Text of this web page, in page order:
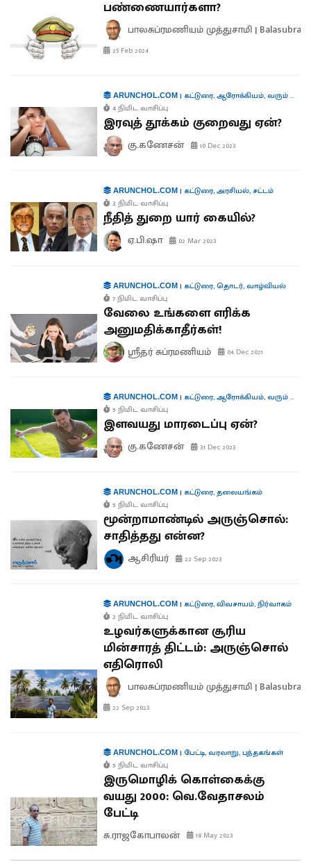
பண்ணையார்களா?
பாலசுப்ரமணியம் முத்துசாமி |
25 Feb 2024
ARUNCHOL.COM| கட்டுரை,ஆரோக்கியம், வரும் முன் காக்க
4 நிமிட வாசிப்பு
இரவுத் தூக்கம் குறைவது ஏன்?
கு.கணேசன் 10 Dec 2023
ARUNCHOL.COM| கட்டுரை,அரசியல், சட்டம்
3 நிமிட வாசிப்பு
நீதித் துறை யார் கையில்?
ஏ.பி.ஷா 02 Mar 2023
ARUNCHOL.COM| கட்டுரை,தொடர், வாழ்வியல்
7 நிமிட வாசிப்பு
வேலை உங்களை எரிக்க
அனுமதிக்காதீர்கள்!
ஸ்ரீதர் சுப்ரமணியம் 04 Dec 2021
ARUNCHOL.COM| கட்டுரை,ஆரோக்கியம், வரும் முன் காக்க
5 நிமிட வாசிப்பு
இளவயது மாரடைப்பு ஏன்?
கு.கணேசன் 31 Dec 2023
ARUNCHOL.COM| கட்டுரை,தலையங்கம்
5 நிமிட வாசிப்பு
மூன்றாமாண்டில் அருஞ்சொல்:
சாதித்தது என்ன?
ஆசிரியர் 22 Sep 2023
ARUNCHOL.COM| கட்டுரை,விவசாயம்,நிர்வாகம்
2 நிமிட வாசிப்பு
உழவர்களுக்கான சூரிய
மின்சாரத் திட்டம்: அருஞ்சொல்
எதிரொலி
பாலசுப்ரமணியம் முத்துசாமி |
22 Sep 2023
ARUNCHOL.COM| பேட்டி, வரலாறு,புத்தகங்கள்
5 நிமிட வாசிப்பு
இருமொழிக் கொள்கைக்கு
வயது 2000: வெ.வேதாசலம்
பேட்டி
சு.ராஜகோபாலன் 18 May 2023